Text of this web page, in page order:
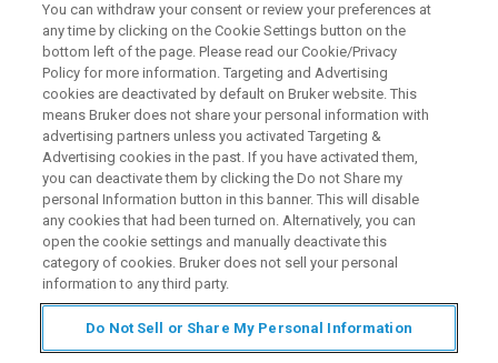
ライフサイエンス分野において、固体NMRは
疾病に関与する生体物質、とりわけタンパク
質の構造と機能の解析に貢献しています。ま
た、製薬において製剤過程における薬剤の結
晶構造の評価に利用されています。本Webinar
ではバイオ系の用途を題材とした固体NMRに
ついて紹介します。
You can withdraw your consent or review your preferences at
any time by clicking on the Cookie Settings button on the
bottom left of the page. Please read our Cookie/Privacy
Policy for more information. Targeting and Advertising
cookies are deactivated by default on Bruker website. This
means Bruker does not share your personal information with
advertising partners unless you activated Targeting &
Advertising cookies in the past. If you have activated them,
you can deactivate them by clicking the Do not Share my
personal Information button in this banner. This will disable
any cookies that had been turned on. Alternatively, you can
open the cookie settings and manually deactivate this
category of cookies. Bruker does not sell your personal
information to any third party.
Do Not Sell or Share My Personal Information